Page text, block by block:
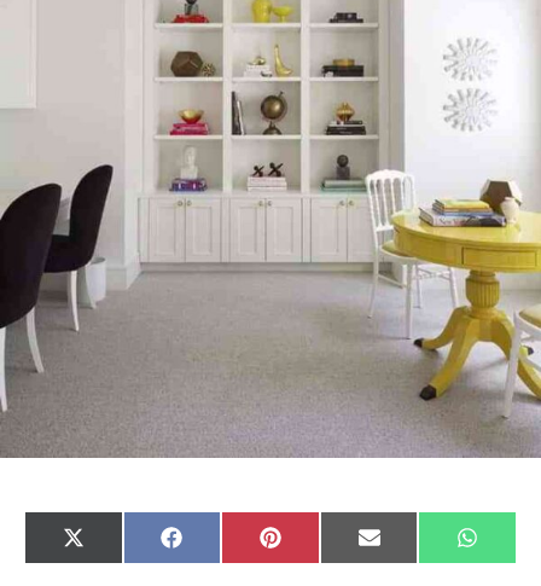
C
o
X
(
C
o
F
a
C
o
P
i
C
o
E
m
C
o
W
h